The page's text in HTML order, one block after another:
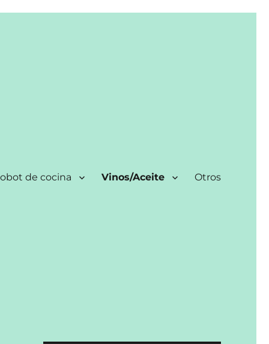
de cocina Vinos/Aceite Otros